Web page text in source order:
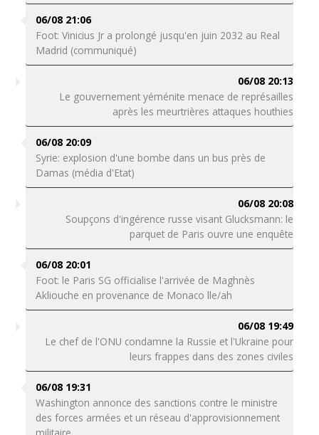
06/08 21:06
Foot: Vinicius Jr a prolongé jusqu'en juin 2032 au Real
Madrid (communiqué)
06/08 20:13
Le gouvernement yéménite menace de représailles
après les meurtrières attaques houthies
06/08 20:09
Syrie: explosion d'une bombe dans un bus près de
Damas (média d'Etat)
06/08 20:08
Soupçons d'ingérence russe visant Glucksmann: le
parquet de Paris ouvre une enquête
06/08 20:01
Foot: le Paris SG officialise l'arrivée de Maghnès
Akliouche en provenance de Monaco lle/ah
06/08 19:49
Le chef de l'ONU condamne la Russie et l'Ukraine pour
leurs frappes dans des zones civiles
06/08 19:31
Washington annonce des sanctions contre le ministre
des forces armées et un réseau d'approvisionnement